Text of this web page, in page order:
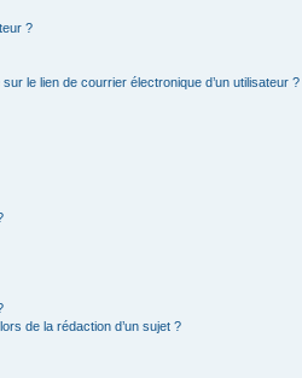
?
le lien de courrier électronique d’un utilisateur ?
de la rédaction d’un sujet ?